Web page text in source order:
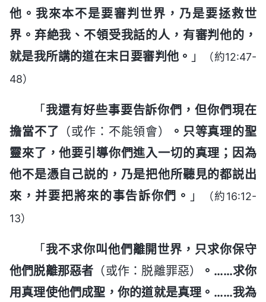
他。我來本不是要審判世界，乃是要拯救世
界。弃絶我、不領受我話的人，有審判他的，
就是我所講的道在末日要審判他。 」
（約12:47-
48）
「 我還有好些事要告訴你們，但你們現在
擔當不了 （或作：不能領會）
。只等真理的聖
靈來了，他要引導你們進入一切的真理；因為
他不是憑自己説的，乃是把他所聽見的都説出
來，并要把將來的事告訴你們。 」
（約16:12-
13）
「 我不求你叫他們離開世界，只求你保守
他們脱離那惡者 （或作：脱離罪惡）
。……求你
用真理使他們成聖，你的道就是真理。……我為